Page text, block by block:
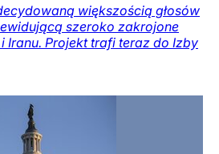
większością głosów
szeroko zakrojone
Iranu. Projekt trafi teraz do Izby